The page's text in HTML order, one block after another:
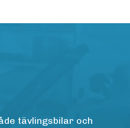
tävlingsbilar och